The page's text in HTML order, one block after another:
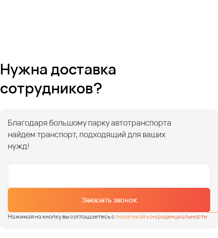
Нужна доставка
сотрудников?
Благодаря большому парку автотранспорта
найдем транспорт, подходящий для ваших
нужд!
Заказать звонок
Нажимая на кнопку вы соглашаетесь сполитикой конфиденциальности